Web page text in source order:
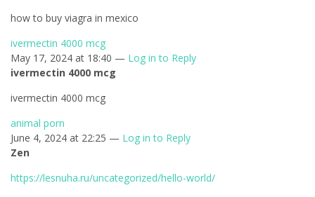
how to buy viagra in mexico
ivermectin 4000 mcg
May 17, 2024 at 18:40 — Log in to Reply
ivermectin 4000 mcg
ivermectin 4000 mcg
animal porn
June 4, 2024 at 22:25 — Log in to Reply
Zen
https://lesnuha.ru/uncategorized/hello-world/